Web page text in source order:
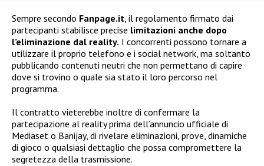
Sempre secondo Fanpage.it, il regolamento firmato dai
partecipanti stabilisce precise limitazioni anche dopo
l’eliminazione dal reality. I concorrenti possono tornare a
utilizzare il proprio telefono e i social network, ma soltanto
pubblicando contenuti neutri che non permettano di capire
dove si trovino o quale sia stato il loro percorso nel
programma.
Il contratto vieterebbe inoltre di confermare la
partecipazione al reality prima dell’annuncio ufficiale di
Mediaset o Banijay, di rivelare eliminazioni, prove, dinamiche
di gioco o qualsiasi dettaglio che possa compromettere la
segretezza della trasmissione.